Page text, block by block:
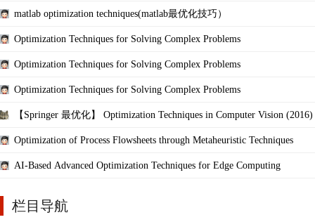
matlab optimization techniques(matlab最优化技巧）
Optimization Techniques for Solving Complex Problems
Optimization Techniques for Solving Complex Problems
Optimization Techniques for Solving Complex Problems
【Springer 最优化】 Optimization Techniques in Computer Vision (2016)
Optimization of Process Flowsheets through Metaheuristic Techniques
AI-Based Advanced Optimization Techniques for Edge Computing
栏目导航